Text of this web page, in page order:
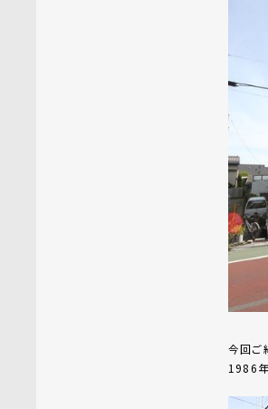
今回ご
1986年